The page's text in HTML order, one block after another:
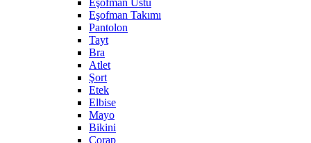
Eşofman Üstü
Eşofman Takımı
Pantolon
Tayt
Bra
Atlet
Şort
Etek
Elbise
Mayo
Bikini
Çorap